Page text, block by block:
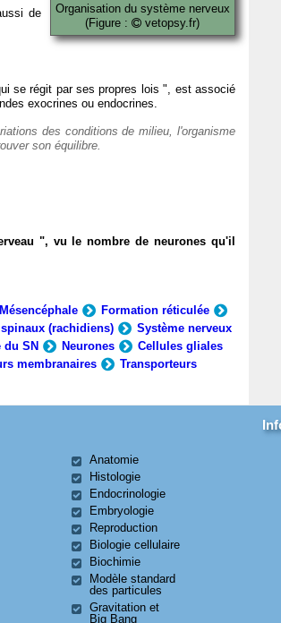
Organisation du système nerveux
(Figure :
vetopsy.fr)
de
se régit par ses propres lois ", est associé
exocrines ou endocrines.
des conditions de milieu, l'organisme
son équilibre.
", vu le nombre de neurones qu'il
Mésencéphale
Formation réticulée
spinaux (rachidiens)
Système nerveux
SN Neurones
Cellules gliales
membranaires
Transporteurs
Anatomie
Histologie
Endocrinologie
Embryologie
Reproduction
Biologie cellulaire
Biochimie
Modèle standard
des particules
Gravitation et
Big Bang